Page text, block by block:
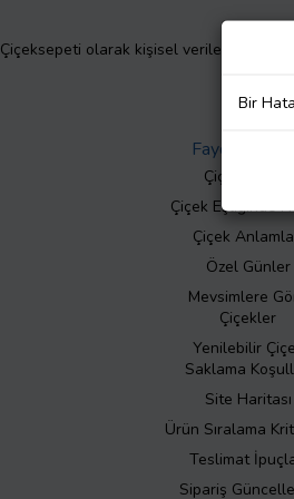
Çiçeksepeti olarak kişisel verilerinizin
Faydalı Bilgiler
Çiçek Bakımı
Çiçek Eşliğinde
Çiçek
Özel Günler
Mevsimlere
Çiçekler
Yenilebilir
Saklama
Site Haritası
Ürün Sıralama
Teslimat
Sipariş
Bir